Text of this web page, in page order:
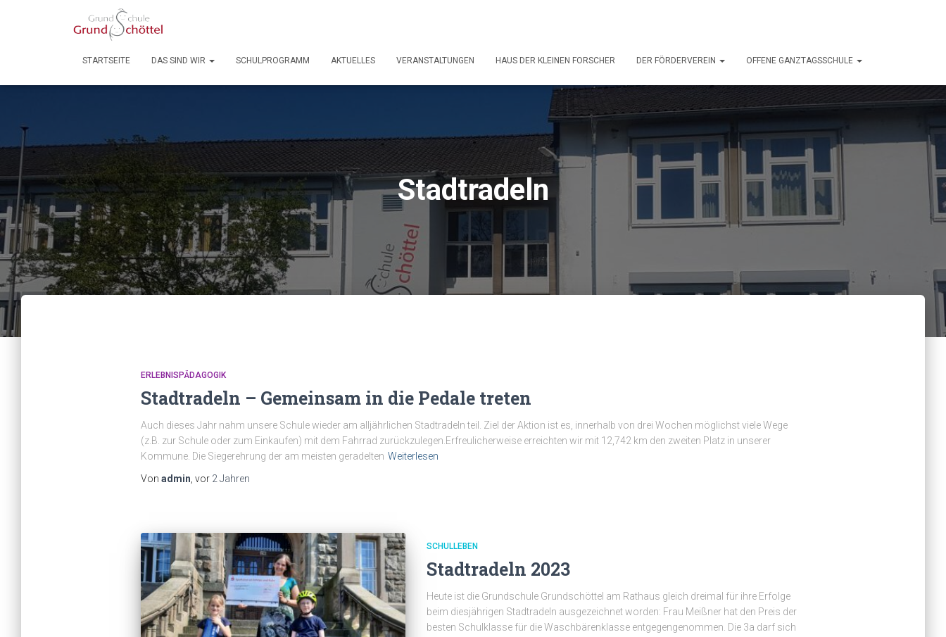
STARTSEITE DAS SIND WIR SCHULPROGRAMM AKTUELLES VERANSTALTUNGEN HAUS DER KLEINEN FORSCHER DER FÖRDERVEREIN OFFENE GANZTAGSSCHULE
Stadtradeln
ERLEBNISPÄDAGOGIK
Stadtradeln – Gemeinsam in die Pedale treten
Auch dieses Jahr nahm unsere Schule wieder am alljährlichen Stadtradeln teil. Ziel der Aktion ist es, innerhalb von drei Wochen möglichst viele Wege
(z.B. zur Schule oder zum Einkaufen) mit dem Fahrrad zurückzulegen.Erfreulicherweise erreichten wir mit 12,742 km den zweiten Platz in unserer
Kommune. Die Siegerehrung der am meisten geradelten Weiterlesen
Von admin , vor 2 Jahren
SCHULLEBEN
Stadtradeln 2023
Heute ist die Grundschule Grundschöttel am Rathaus gleich dreimal für ihre Erfolge
beim diesjährigen Stadtradeln ausgezeichnet worden: Frau Meißner hat den Preis der
besten Schulklasse für die Waschbärenklasse entgegengenommen. Die 3a darf sich